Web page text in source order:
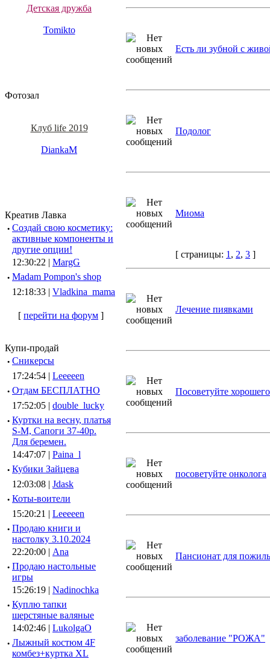
Детская дружба
Tomikto
Фотозал
Клуб life 2019
DiankaM
Креатив Лавка
· Создай свою косметику:
активные компоненты и
другие опции!
12:30:22 | MargG
· Madam Pompon's shop
12:18:33 | Vladkina_mama
[ перейти на форум ]
Купи-продай
· Сникерсы
17:24:54 | Leeeeen
· Отдам БЕСПЛАТНО
17:52:05 | double_lucky
· Куртки на весну, платья
S-M, Сапоги 37-40р.
Для беремен.
14:47:07 | Paina_l
· Кубики Зайцева
12:03:08 | Jdask
· Коты-воители
15:20:21 | Leeeeen
· Продаю книги и
настолку 3.10.2024
22:20:00 | Ana
· Продаю настольные
игры
15:26:19 | Nadinochka
· Куплю тапки
шерстяные валяные
14:02:46 | LukolgaO
· Лыжный костюм 4F
комбез+куртка XL
Есть ли зубной с
Подолог
Миома
[ страницы: 1 , 2, 3 ]
Лечение пиявками
Посоветуйте
посоветуйте онколога
Пансионат для
заболевание "РОЖА"